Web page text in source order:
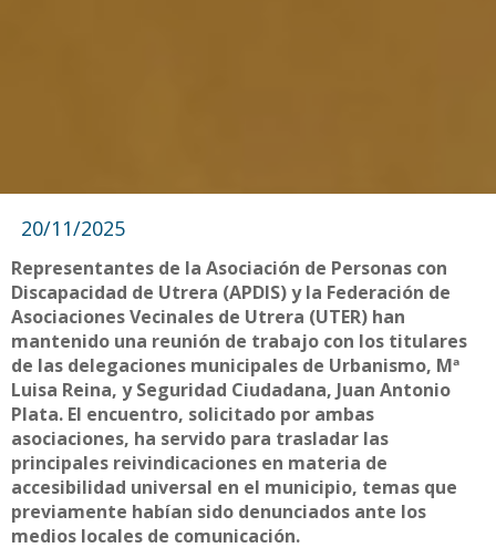
20/11/2025
Representantes de la Asociación de Personas con
Discapacidad de Utrera (APDIS) y la Federación de
Asociaciones Vecinales de Utrera (UTER) han
mantenido una reunión de trabajo con los titulares
de las delegaciones municipales de Urbanismo, Mª
Luisa Reina, y Seguridad Ciudadana, Juan Antonio
Plata. El encuentro, solicitado por ambas
asociaciones, ha servido para trasladar las
principales reivindicaciones en materia de
accesibilidad universal en el municipio, temas que
previamente habían sido denunciados ante los
medios locales de comunicación.